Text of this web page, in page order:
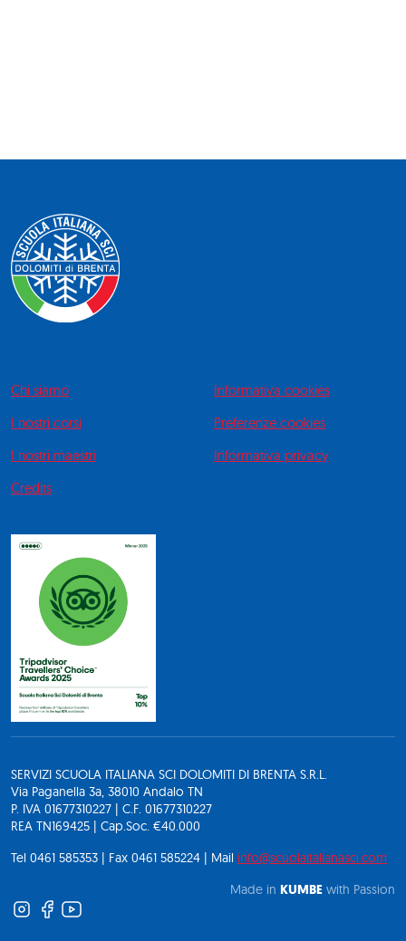
Chi siamo
I nostri corsi
I nostri maestri
Credits
Informativa cookies
Preferenze cookies
Informativa privacy
SERVIZI SCUOLA ITALIANA SCI DOLOMITI DI BRENTA S.R.L.
Via Paganella 3a, 38010 Andalo TN
P. IVA 01677310227 | C.F. 01677310227
REA TN169425 | Cap.Soc. €40.000
Tel 0461 585353 | Fax 0461 585224 | Mail info@scuolaitalianasci.com
Made in KUMBE with Passion